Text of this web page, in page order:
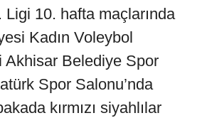
Ligi 10. hafta maçlarında
Kadın Voleybol
Akhisar Belediye Spor
Spor Salonu’nda
kırmızı siyahlılar